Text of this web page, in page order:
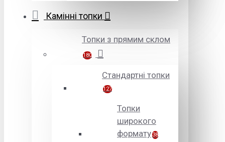
Камінні топки
Топки з прямим склом
180
Стандартні топки
127
Топки
широкого
формату38